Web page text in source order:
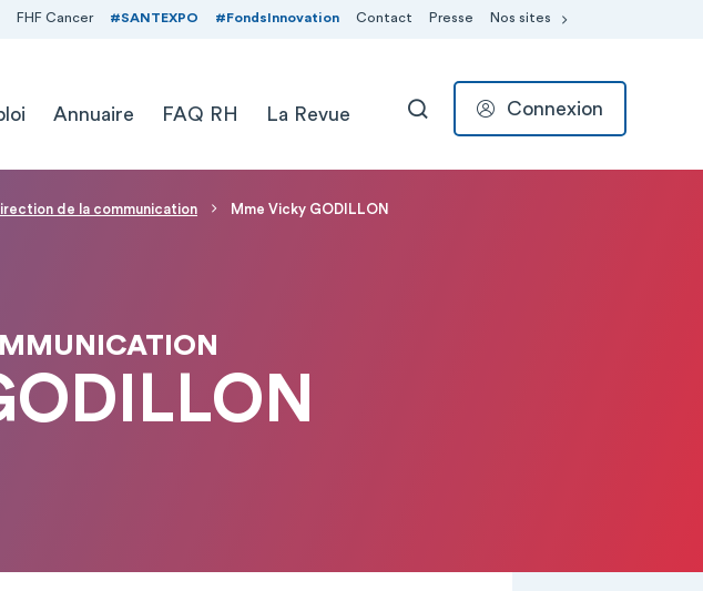
FHF Cancer #SANTEXPO #FondsInnovation Contact Presse Nos sites
Annuaire FAQ RH La Revue RECHERCHER
Connexion
de la communication Mme Vicky GODILLON